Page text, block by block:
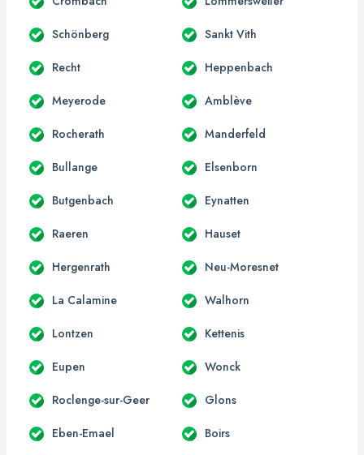
Schönberg Sankt Vith
Recht Heppenbach
Meyerode Amblève
Rocherath Manderfeld
Bullange Elsenborn
Butgenbach Eynatten
Raeren Hauset
Hergenrath Neu-Moresnet
La Calamine Walhorn
Lontzen Kettenis
Eupen Wonck
Roclenge-sur-Geer Glons
Eben-Emael Boirs